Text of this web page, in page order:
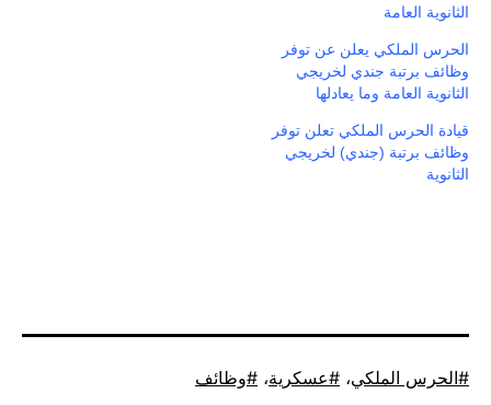
الثانوية العامة
الحرس الملكي يعلن عن توفر
وظائف برتبة جندي لخريجي
الثانوية العامة وما يعادلها
قيادة الحرس الملكي تعلن توفر
وظائف برتبة (جندي) لخريجي
الثانوية
موسوم
الحرس الملكي، عسكرية، وظائف